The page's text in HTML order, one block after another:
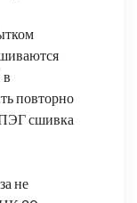
повторно
сшивка
не